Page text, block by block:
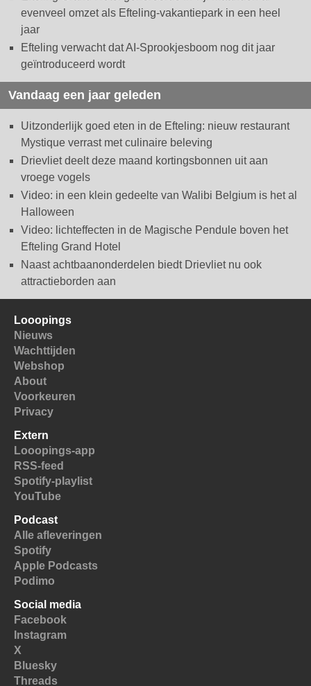
evenveel omzet als Efteling-vakantiepark in een heel
jaar
Efteling verwacht dat AI-Sprookjesboom nog dit jaar
geïntroduceerd wordt
Vandaag een jaar geleden
Uitzonderlijk goed eten in de Efteling: nieuw restaurant
Mystique verrast met culinaire beleving
Drievliet deelt deze maand kortingsbonnen uit aan
vroege vogels
Video: in een klein gedeelte van Walibi Belgium is het al
Halloween
Video: lichteffecten in de Magische Pendule boven het
Efteling Grand Hotel
Naast achtbaanonderdelen biedt Drievliet nu ook
attractieborden aan
Looopings
Nieuws
Wachttijden
Webshop
About
Voorkeuren
Privacy
Extern
Looopings-app
RSS-feed
Spotify-playlist
YouTube
Podcast
Alle afleveringen
Spotify
Apple Podcasts
Podimo
Social media
Facebook
Instagram
X
Bluesky
Threads